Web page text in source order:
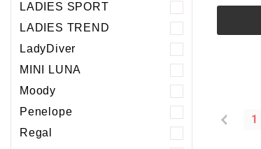
LADIES SPORT
LADIES TREND
LadyDiver
MINI LUNA
Moody
Penelope
Regal
1